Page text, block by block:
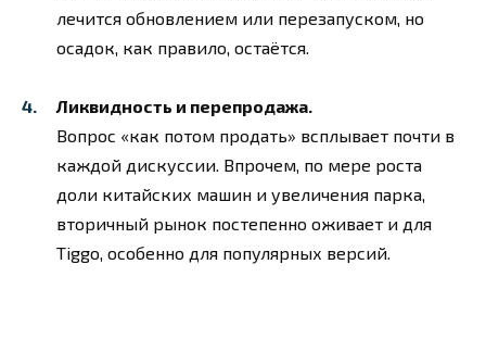
лечится обновлением или перезапуском, но
осадок, как правило, остаётся.
Ликвидность и перепродажа.
Вопрос «как потом продать» всплывает почти в
каждой дискуссии. Впрочем, по мере роста
доли китайских машин и увеличения парка,
вторичный рынок постепенно оживает и для
Tiggo, особенно для популярных версий.